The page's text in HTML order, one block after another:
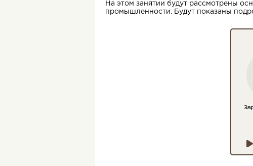
На этом занятии будут рассмотрены
промышленности. Будут показаны